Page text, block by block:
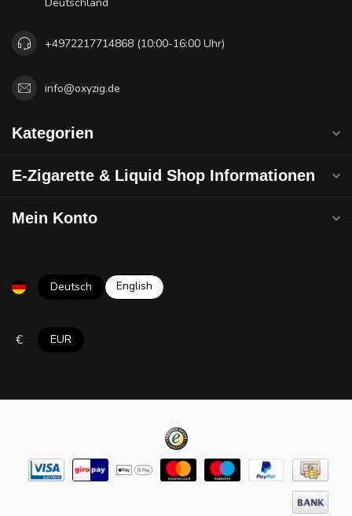
+4972217714868 (10:00-16:00 Uhr)
info@oxyzig.de
Kategorien
E-Zigarette & Liquid Shop Informationen
Mein Konto
Deutsch English
€ EUR